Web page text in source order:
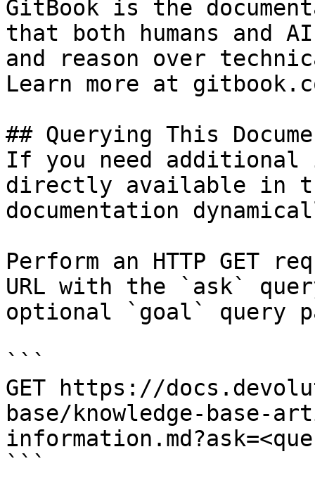
GitBook is the
that both humans and
and reason over
Learn more at
## Querying This
If you need
directly available in
documentation
Perform an HTTP GET
URL with the `ask`
optional `goal` query
```
GET https://
base/knowledge-
```